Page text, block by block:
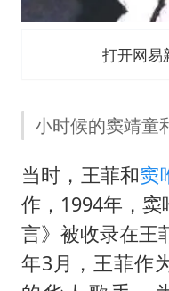
打开网易
小时候的窦靖童
当时，王菲和窦
作，1994年，
言》被收录在王
年3月，王菲作